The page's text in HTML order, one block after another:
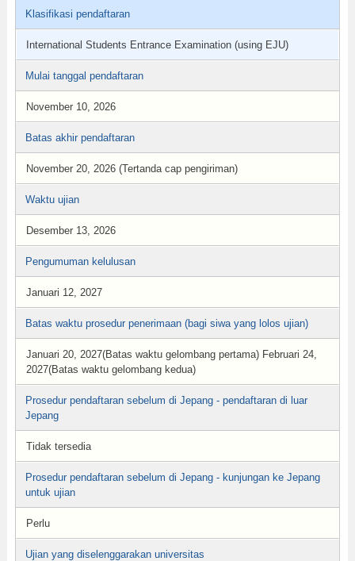
Klasifikasi pendaftaran
International Students Entrance Examination (using EJU)
Mulai tanggal pendaftaran
November 10, 2026
Batas akhir pendaftaran
November 20, 2026 (Tertanda cap pengiriman)
Waktu ujian
Desember 13, 2026
Pengumuman kelulusan
Januari 12, 2027
Batas waktu prosedur penerimaan (bagi siwa yang lolos ujian)
Januari 20, 2027(Batas waktu gelombang pertama) Februari 24,
2027(Batas waktu gelombang kedua)
Prosedur pendaftaran sebelum di Jepang - pendaftaran di luar
Jepang
Tidak tersedia
Prosedur pendaftaran sebelum di Jepang - kunjungan ke Jepang
untuk ujian
Perlu
Ujian yang diselenggarakan universitas